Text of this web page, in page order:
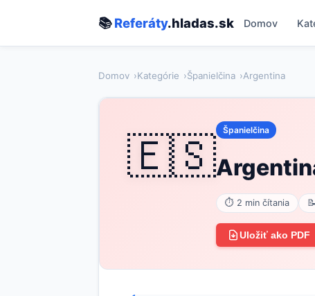
📚Referáty.hladas.sk Domov
Domov Kategórie Španielčina Argentina
🇪🇸 Španielčina
⏱ 2 min čítania
Uložiť ako PDF